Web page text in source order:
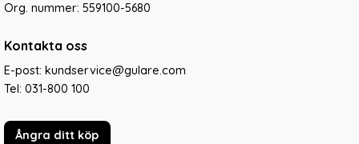
Org. nummer: 559100-5680
Kontakta oss
E-post: kundservice@gulare.com
Tel: 031-800 100
Ångra ditt köp